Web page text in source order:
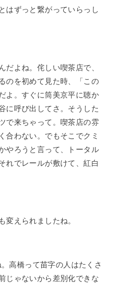
はずっと繋がっていらっし
よね。侘しい喫茶店で、
のを初めて見た時、「この
よ。すぐに筒美京平に聴か
に呼び出してさ。そうした
で来ちゃって。喫茶店の雰
合わない。でもそこでクミ
やろうと言って、トータル
れでレールが敷けて、紅白
えられましたね。
高橋って苗字の人はたくさ
じゃないから差別化できな